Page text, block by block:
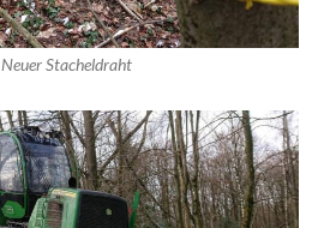
Neuer Stacheldraht